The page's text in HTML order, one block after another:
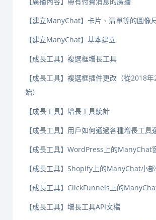
【建立ManyChat】卡片、清單等的圖像
【建立ManyChat】基本建立
【成長工具】複選框增長工具
【成長工具】複選框插件更改（從2018
始）
【成長工具】增長工具統計
【成長工具】用戶如何通過各種增長工具
【成長工具】WordPress上的ManyChat
【成長工具】Shopify上的ManyChat小
【成長工具】ClickFunnels上的
【成長工具】增長工具API文檔